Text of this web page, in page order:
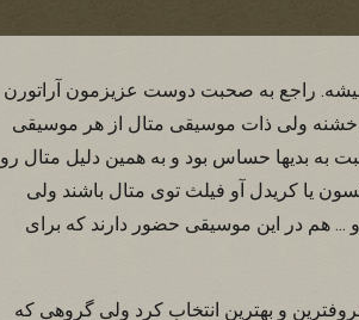
راجع به صحبت دوست عزیزمون آراتورن
خشنه ولی ذات موسیقی متال از هر موسیقی
به بدیها حساس بود و به همین دلیل متال رو
یا کریدل آو فیلث توی متال باشند ولی
و ... هم در این موسیقی حضور دارند که برای
و بهترین انتخاب کرد ولی گروهی که